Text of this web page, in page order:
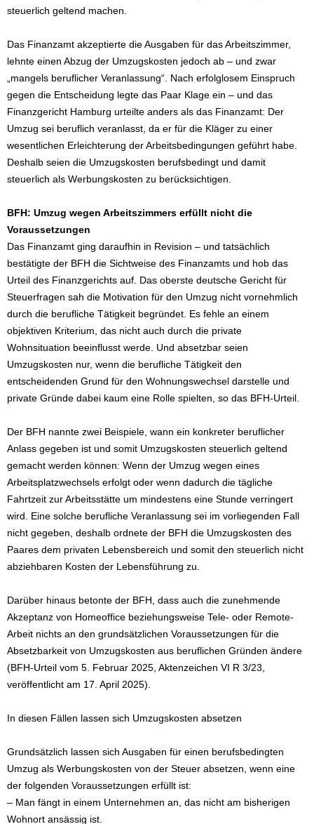
steuerlich geltend machen.
Das Finanzamt akzeptierte die Ausgaben für das Arbeitszimmer,
lehnte einen Abzug der Umzugskosten jedoch ab – und zwar
„mangels beruflicher Veranlassung“. Nach erfolglosem Einspruch
gegen die Entscheidung legte das Paar Klage ein – und das
Finanzgericht Hamburg urteilte anders als das Finanzamt: Der
Umzug sei beruflich veranlasst, da er für die Kläger zu einer
wesentlichen Erleichterung der Arbeitsbedingungen geführt habe.
Deshalb seien die Umzugskosten berufsbedingt und damit
steuerlich als Werbungskosten zu berücksichtigen.
BFH: Umzug wegen Arbeitszimmers erfüllt nicht die
Voraussetzungen
Das Finanzamt ging daraufhin in Revision – und tatsächlich
bestätigte der BFH die Sichtweise des Finanzamts und hob das
Urteil des Finanzgerichts auf. Das oberste deutsche Gericht für
Steuerfragen sah die Motivation für den Umzug nicht vornehmlich
durch die berufliche Tätigkeit begründet. Es fehle an einem
objektiven Kriterium, das nicht auch durch die private
Wohnsituation beeinflusst werde. Und absetzbar seien
Umzugskosten nur, wenn die berufliche Tätigkeit den
entscheidenden Grund für den Wohnungswechsel darstelle und
private Gründe dabei kaum eine Rolle spielten, so das BFH-Urteil.
Der BFH nannte zwei Beispiele, wann ein konkreter beruflicher
Anlass gegeben ist und somit Umzugskosten steuerlich geltend
gemacht werden können: Wenn der Umzug wegen eines
Arbeitsplatzwechsels erfolgt oder wenn dadurch die tägliche
Fahrtzeit zur Arbeitsstätte um mindestens eine Stunde verringert
wird. Eine solche berufliche Veranlassung sei im vorliegenden Fall
nicht gegeben, deshalb ordnete der BFH die Umzugskosten des
Paares dem privaten Lebensbereich und somit den steuerlich nicht
abziehbaren Kosten der Lebensführung zu.
Darüber hinaus betonte der BFH, dass auch die zunehmende
Akzeptanz von Homeoffice beziehungsweise Tele- oder Remote-
Arbeit nichts an den grundsätzlichen Voraussetzungen für die
Absetzbarkeit von Umzugskosten aus beruflichen Gründen ändere
(BFH-Urteil vom 5. Februar 2025, Aktenzeichen VI R 3/23,
veröffentlicht am 17. April 2025).
In diesen Fällen lassen sich Umzugskosten absetzen
Grundsätzlich lassen sich Ausgaben für einen berufsbedingten
Umzug als Werbungskosten von der Steuer absetzen, wenn eine
der folgenden Voraussetzungen erfüllt ist:
– Man fängt in einem Unternehmen an, das nicht am bisherigen
Wohnort ansässig ist.